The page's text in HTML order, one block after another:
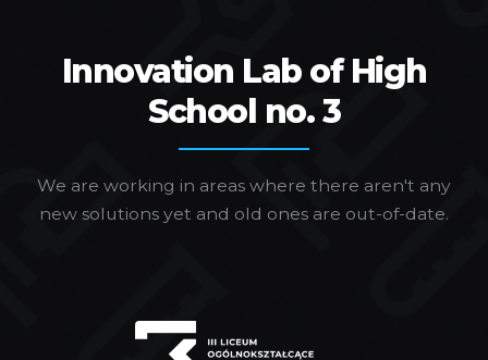
Innovation Lab of High
School no. 3
We are working in areas where there aren't any
new solutions yet and old ones are out-of-date.